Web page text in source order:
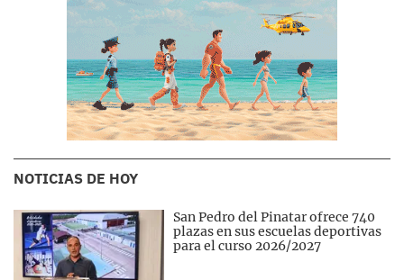
NOTICIAS DE HOY
San Pedro del Pinatar ofrece 740
plazas en sus escuelas deportivas
para el curso 2026/2027